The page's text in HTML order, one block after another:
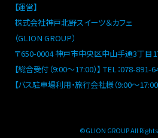
【運営】
株式会社神戸北野スイーツ＆カフェ
（GLION GROUP）
〒650-0004 神戸市中央区中山手通3丁目
【総合受付（9:00～17:00）】 TEL：078-891-
【バス駐車場利用・旅行会社様（9:00～
©GLION GROUP All Rights